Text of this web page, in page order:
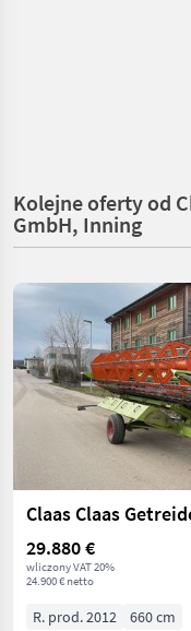
Kolejne oferty od
GmbH, Inning
Claas Claas
29.880 €
wliczony VAT 20%
24.900 € netto
R. prod. 2012 660 cm